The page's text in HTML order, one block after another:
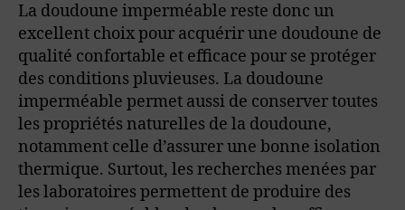
La doudoune imperméable reste donc un
excellent choix pour acquérir une doudoune de
qualité confortable et efficace pour se protéger
des conditions pluvieuses. La doudoune
imperméable permet aussi de conserver toutes
les propriétés naturelles de la doudoune,
notamment celle d’assurer une bonne isolation
thermique. Surtout, les recherches menées par
les laboratoires permettent de produire des